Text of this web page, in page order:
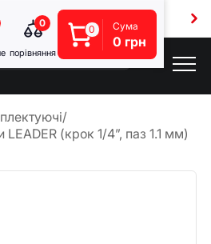
від 5000 грн
0
0 Сума
0 грн
/
(крок 1/4”, паз 1.1 мм)